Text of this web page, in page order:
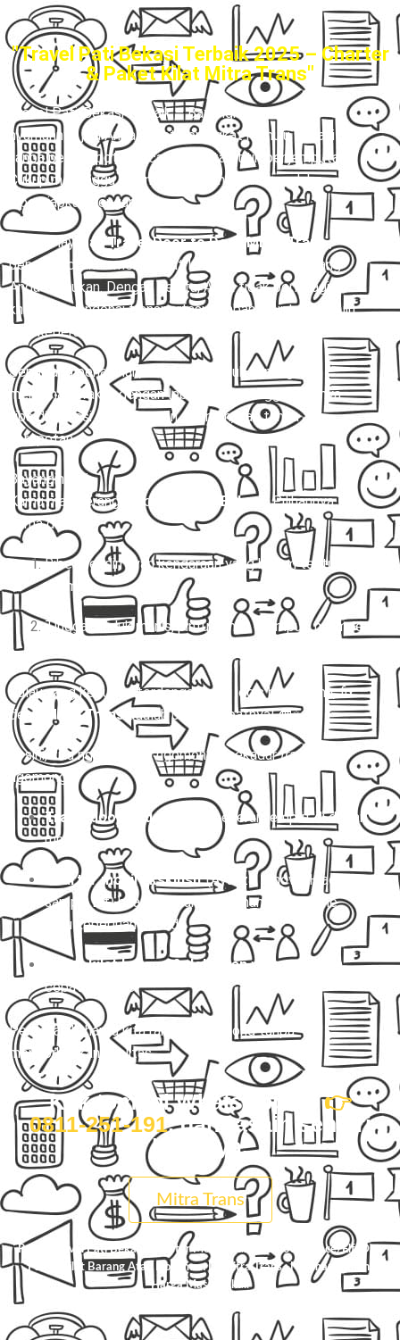
"Travel Pati Bekasi Terbaik 2025 – Charter
& Paket Kilat Mitra Trans"
Travel Pati-Bekasi terbaik– Bayangkan betapa
nyamannya jika Anda dapat berangkat menuju Bekasi
tanpa perlu repot mencari pool atau titik penjemputan.
Cukup menunggu di rumah, perjalanan Anda sudah
dipersiapkan dengan baik.
Melalui layananTravel Door to Door Mitra Trans,
pengemudi akan menjemput langsung ke alamat yang
Anda tentukan. Dengan begitu, Anda tidak perlu lagi
khawatir mengenai transportasi tambahan untuk menuju
titik keberangkatan.
Sepanjang perjalanan, Anda bisa duduk tenang dan
menikmati waktu dengan lebih santai. Hingga akhirnya
tiba di Bekasi dengan aman, nyaman, dan tanpa
kerepotan.
Bayangin gini:
Kamu mau berangkat dari
Pati ke Bekasi. Pilihannya
cuma dua:
Ribet sendiri nyari kendaraan yang belum tentu
nyaman.
Tinggal duduk manis, pintu rumah dijemput, nyampe
Kalau yang kedua ini terdengar lebih logis buat kamu, fix
deh…
Mitra Trans adalah pilihan tepatnya! 🚐✨
Di sini, kita nggak cuma ngomongin sekadartravel
ngomongin:
Travel door to door
yang beneran jemput di depan
rumah.
Charter mobil eksklusif(Avanza, Innova, Hiace,
sampai Elf) buat perjalanan nyaman, rame-rame,
atau keperluan pribadi.
Paket kilat barang & dokumenyang aman dan
cepat nyampe.
Percayalah, harga kita ramah di kantong tanpa
mengorbankan kualitas.
Klik tombol WhatsApp ini👉
0811-251-191, dan rasain sendiri
bedanya.
Mitra Trans
Pesan Travel Pati Bekasi, Charter Mobil Avanza/Innova/Hiace/Elf, Dan
Paket Kilat Barang Atau Dokumen Di
Mitra Trans. Nyaman, Aman,
Harga Masuk Akal.